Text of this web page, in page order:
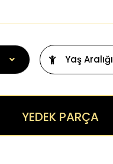
Yaş Aralığı
YEDEK PARÇA